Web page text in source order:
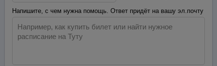
Напишите, с чем нужна помощь. Ответ придёт на вашу эл.почту